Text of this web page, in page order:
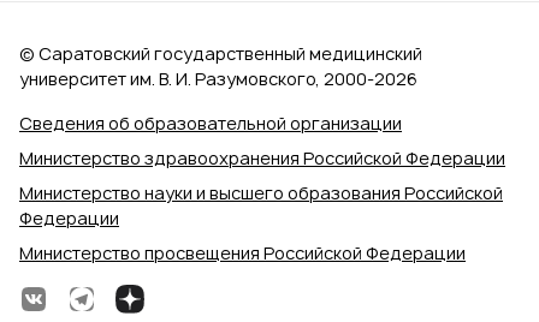
Сведения об образовательной организации
Министерство здравоохранения Российской Федерации
Министерство науки и высшего образования Российской
Федерации
Министерство просвещения Российской Федерации
© Саратовский государственный медицинский
университет им. В. И. Разумовского, 2000‑2026